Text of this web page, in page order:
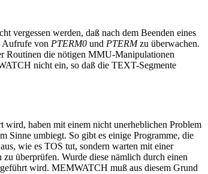
vergessen werden, daß nach dem Beenden eines
Aufrufe von PTERM0 und PTERMzu überwachen.
Routinen die nötigen MMU-Manipulationen
nicht ein, so daß die TEXT-Segmente
haben mit einem nicht unerheblichen Problem
Sinne umbiegt. So gibt es einige Programme, die
wie es TOS tut, sondern warten mit einer
überprüfen. Wurde diese nämlich durch einen
wird. MEMWATCH muß aus diesem Grund